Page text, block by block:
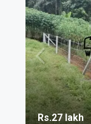
Rs.27 lakh